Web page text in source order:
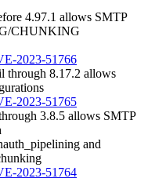
4.97.1 allows SMTP
CHUNKING
2023-51766
through 8.17.2 allows
2023-51765
3.8.5 allows SMTP
and
2023-51764